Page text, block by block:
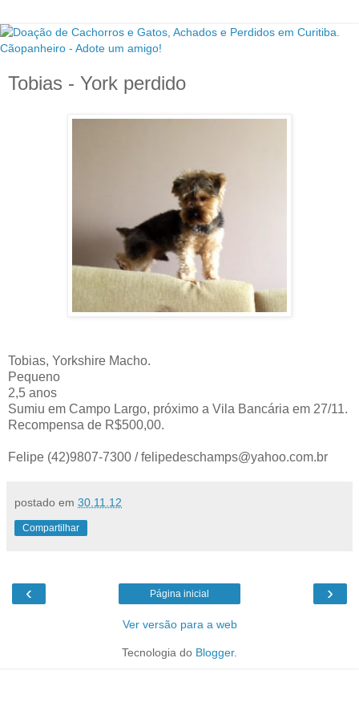
Tobias - York perdido
Tobias, Yorkshire Macho.
Pequeno
2,5 anos
Sumiu em Campo Largo, próximo a Vila Bancária em 27/11.
Recompensa de R$500,00.
Felipe (42)9807-7300 / felipedeschamps@yahoo.com.br
postado em 30.11.12
Compartilhar
‹ ›
Página inicial
Ver versão para a web
Tecnologia do Blogger.